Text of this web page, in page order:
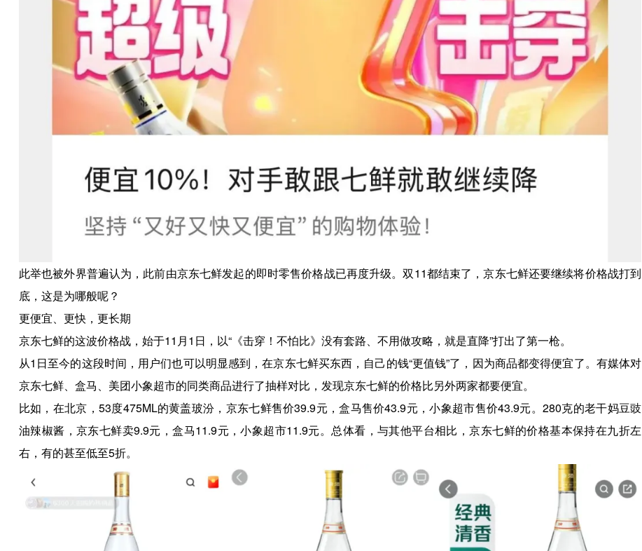
此举也被外界普遍认为，此前由京东七鲜发起的即时零售价格战已再度升级。双11都结束了，京东七鲜还要继续将价格战打到
底，这是为哪般呢？
更便宜、更快，更长期
京东七鲜的这波价格战，始于11月1日，以“《击穿！不怕比》没有套路、不用做攻略，就是直降”打出了第一枪。
从1日至今的这段时间，用户们也可以明显感到，在京东七鲜买东西，自己的钱“更值钱”了，因为商品都变得便宜了。有媒体对
京东七鲜、盒马、美团小象超市的同类商品进行了抽样对比，发现京东七鲜的价格比另外两家都要便宜。
比如，在北京，53度475ML的黄盖玻汾，京东七鲜售价39.9元，盒马售价43.9元，小象超市售价43.9元。280克的老干妈豆豉
油辣椒酱，京东七鲜卖9.9元，盒马11.9元，小象超市11.9元。总体看，与其他平台相比，京东七鲜的价格基本保持在九折左
右，有的甚至低至5折。